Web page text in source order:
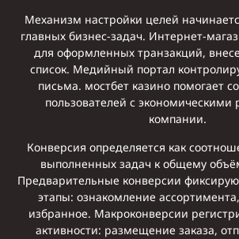
Механизм настройки целей
главных бизнес-задач. Интернет-
для оформленных транзакций,
список. Медийный портал
письма. мостбет казино помогает
пользователей с экономическими
компании.
Конверсия определяется как
выполненных задач к общему
Предварительные конверсии
этапы: ознакомление
избранное. Макроконверсии
активности: размещение заказа,